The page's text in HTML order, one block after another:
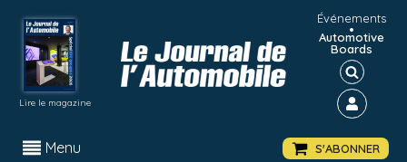
Lire le magazine
Événements
•
Automotive
Boards
Menu S'ABONNER